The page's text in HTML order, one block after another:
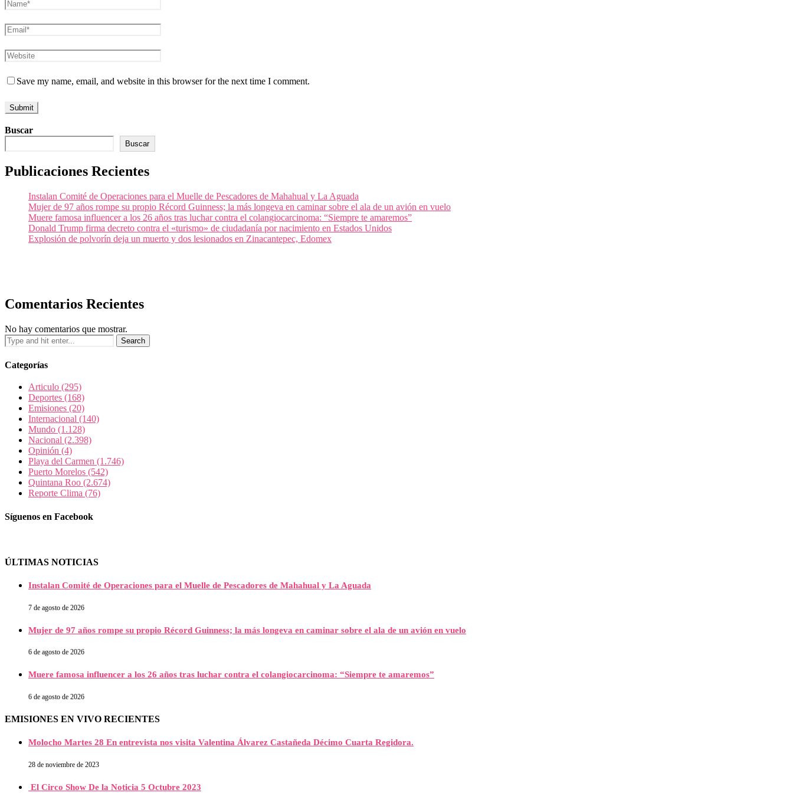
Save my name, email, and website in this browser for the next time I comment.
Buscar
Buscar
Publicaciones Recientes
Instalan Comité de Operaciones para el Muelle de Pescadores de Mahahual y La Aguada
Mujer de 97 años rompe su propio Récord Guinness; la más longeva en caminar sobre el ala de un avión en vuelo
Muere famosa influencer a los 26 años tras luchar contra el colangiocarcinoma: “Siempre te amaremos”
Donald Trump firma decreto contra el «turismo» de ciudadanía por nacimiento en Estados Unidos
Explosión de polvorín deja un muerto y dos lesionados en Zinacantepec, Edomex
Comentarios Recientes
No hay comentarios que mostrar.
Categorías
Articulo (295)
Deportes (168)
Emisiones (20)
Internacional (140)
Mundo (1.128)
Nacional (2.398)
Opinión (4)
Playa del Carmen (1.746)
Puerto Morelos (542)
Quintana Roo (2.674)
Reporte Clima (76)
Síguenos en Facebook
ÚLTIMAS NOTICIAS
Instalan Comité de Operaciones para el Muelle de Pescadores de Mahahual y La Aguada
7 de agosto de 2026
Mujer de 97 años rompe su propio Récord Guinness; la más longeva en caminar sobre el ala de un avión en vuelo
6 de agosto de 2026
Muere famosa influencer a los 26 años tras luchar contra el colangiocarcinoma: “Siempre te amaremos”
6 de agosto de 2026
EMISIONES EN VIVO RECIENTES
Molocho Martes 28 En entrevista nos visita Valentina Álvarez Castañeda Décimo Cuarta Regidora.
28 de noviembre de 2023
El Circo Show De la Noticia 5 Octubre 2023